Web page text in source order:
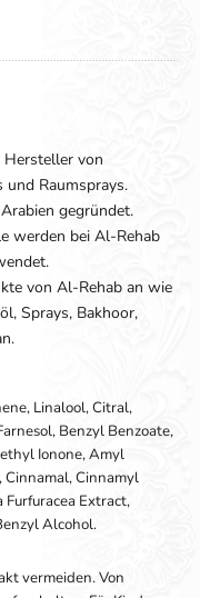
von
Raumsprays.
gegründet.
werden bei Al-Rehab
von Al-Rehab an wie
Sprays, Bakhoor,
Linalool, Citral,
Benzyl Benzoate,
Ionone, Amyl
Cinnamyl
Extract,
Alcohol.
vermeiden. Von